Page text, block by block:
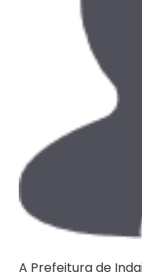
A Prefeitura de